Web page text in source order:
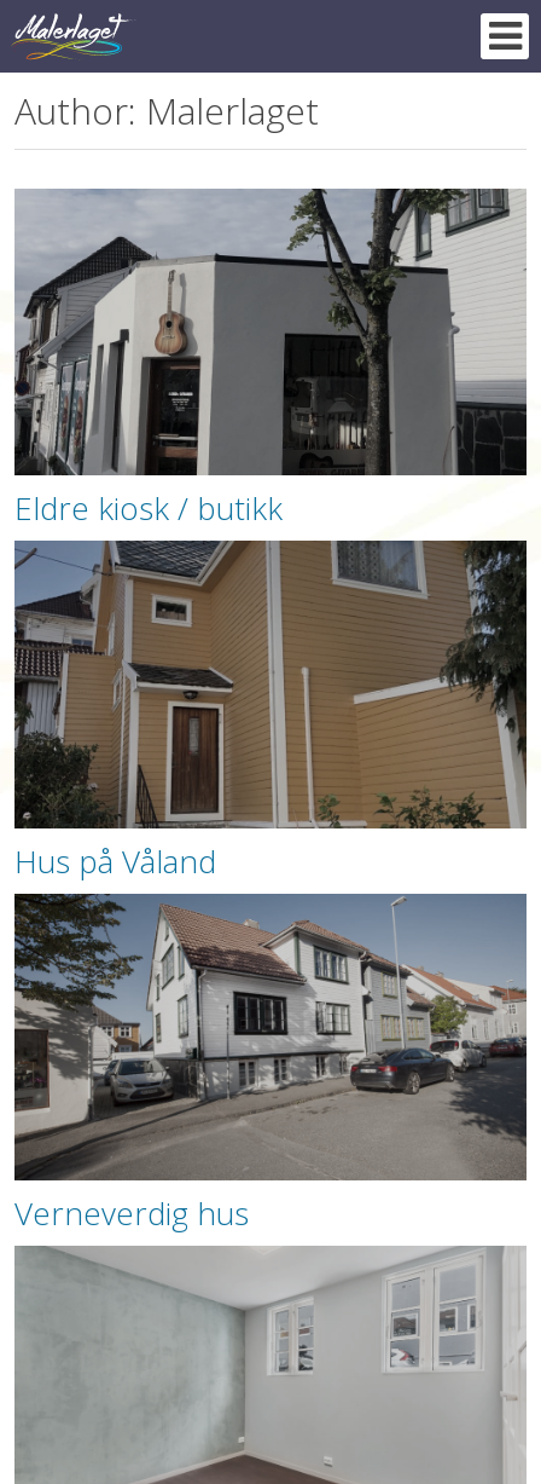
Skip
content
Author: Malerlaget
Eldre kiosk / butikk
Hus på Våland
Verneverdig hus